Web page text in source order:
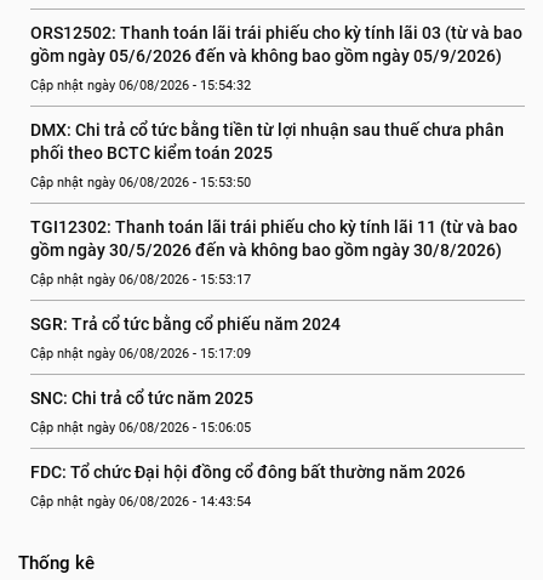
ORS12502: Thanh toán lãi trái phiếu cho kỳ tính lãi 03 (từ và bao
gồm ngày 05/6/2026 đến và không bao gồm ngày 05/9/2026)
Cập nhật ngày 06/08/2026 - 15:54:32
DMX: Chi trả cổ tức bằng tiền từ lợi nhuận sau thuế chưa phân
phối theo BCTC kiểm toán 2025
Cập nhật ngày 06/08/2026 - 15:53:50
TGI12302: Thanh toán lãi trái phiếu cho kỳ tính lãi 11 (từ và bao
gồm ngày 30/5/2026 đến và không bao gồm ngày 30/8/2026)
Cập nhật ngày 06/08/2026 - 15:53:17
SGR: Trả cổ tức bằng cổ phiếu năm 2024
Cập nhật ngày 06/08/2026 - 15:17:09
SNC: Chi trả cổ tức năm 2025
Cập nhật ngày 06/08/2026 - 15:06:05
FDC: Tổ chức Đại hội đồng cổ đông bất thường năm 2026
Cập nhật ngày 06/08/2026 - 14:43:54
Thống kê